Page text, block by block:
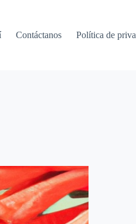
Contáctanos Política de